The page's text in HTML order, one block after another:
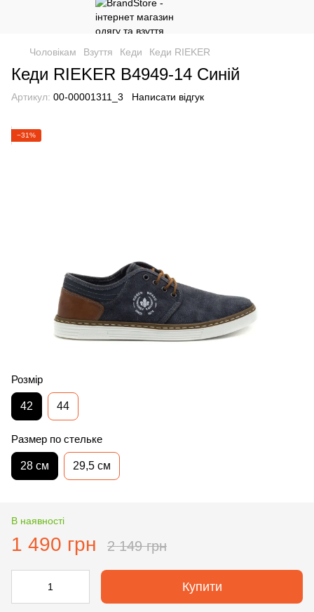
Чоловікам Взуття Кеди Кеди RIEKER
Кеди RIEKER B4949-14 Синій
Артикул: 00-00001311_3 Написати відгук
−31%
Розмір
42 44
Размер по стельке
28 см 29,5 см
В наявності
1 490 грн 2 149 грн
Купити